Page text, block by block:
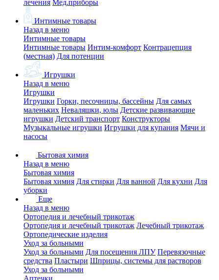
лечения Мед.приборы
Интимные товары
Назад в меню
Интимные товары
Интимные товары Интим-комфорт Контрацепция
(местная) Для потенции
Игрушки
Назад в меню
Игрушки
Игрушки Горки, песочницы, бассейны Для самых
маленьких Неваляшки, юлы Детские развивающие
игрушки Детский транспорт Конструкторы
Музыкальные игрушки Игрушки для купания Мячи и
насосы
Бытовая химия
Назад в меню
Бытовая химия
Бытовая химия Для стирки Для ванной Для кухни Для
уборки
Еще
Назад в меню
Ортопедия и лечебный трикотаж
Ортопедия и лечебный трикотаж Лечебный трикотаж
Ортопедические изделия
Уход за больными
Уход за больными Для посещения ЛПУ Перевязочные
средства Пластыри Шприцы, системы для растворов
Уход за больными
Аптечки